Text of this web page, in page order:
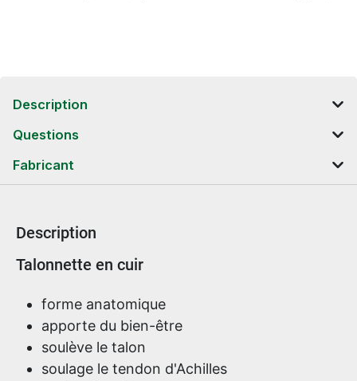
Description
Questions
Fabricant
Description
Informations sur le produit
Talonnette en cuir
forme anatomique
apporte du bien-être
soulève le talon
soulage le tendon d'Achilles